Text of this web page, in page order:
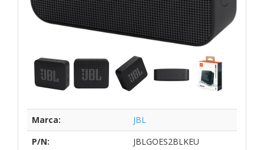
Marca:
JBL
P/N:
JBLGOES2BLKEU